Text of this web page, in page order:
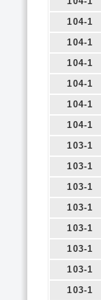
104-1
104-1
104-1
104-1
104-1
104-1
103-1
103-1
103-1
103-1
103-1
103-1
103-1
103-1